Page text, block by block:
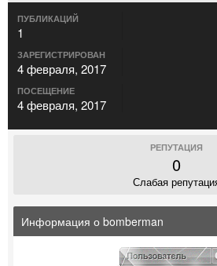
ПУБЛИКАЦИЙ
1
ЗАРЕГИСТРИРОВАН
4 февраля, 2017
ПОСЕЩЕНИЕ
4 февраля, 2017
РЕПУТАЦИЯ
0
Слабая
Информация о bomberman